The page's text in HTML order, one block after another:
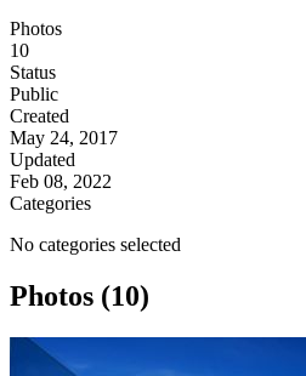
Photos
10
Status
Public
Created
May 24, 2017
Updated
Feb 08, 2022
Categories
No categories selected
Photos (10)